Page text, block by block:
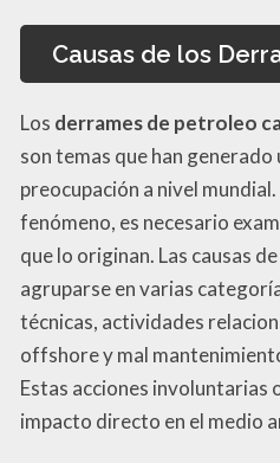
Causas de los
Los derrames de petroleo
son temas que han
preocupación a nivel
fenómeno, es necesario
que lo originan. Las causas
agruparse en varias
técnicas, actividades
offshore y mal
Estas acciones involuntarias
impacto directo en el medio